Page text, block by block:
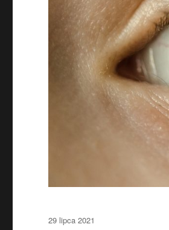
Data
29 lipca 2021